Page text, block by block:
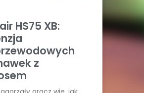
HS75 XB:
z